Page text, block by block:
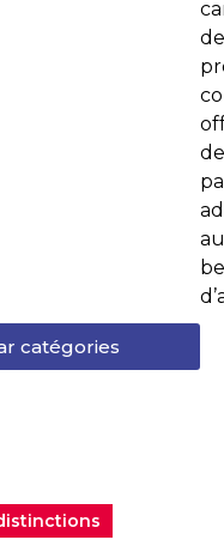
de
catégories